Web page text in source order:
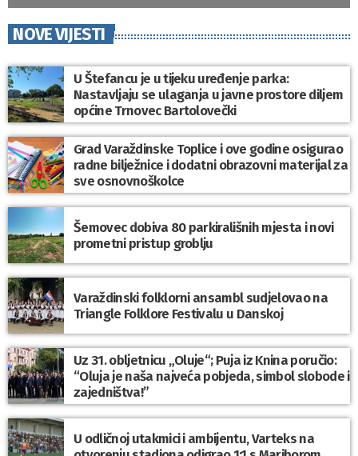
NOVE VIJESTI
U Štefancu je u tijeku uređenje parka:
Nastavljaju se ulaganja u javne prostore diljem
općine Trnovec Bartolovečki
Grad Varaždinske Toplice i ove godine osigurao
radne bilježnice i dodatni obrazovni materijal za
sve osnovnoškolce
Šemovec dobiva 80 parkirališnih mjesta i novi
prometni pristup groblju
Varaždinski folklorni ansambl sudjelovao na
Triangle Folklore Festivalu u Danskoj
Uz 31. obljetnicu „Oluje“; Puja iz Knina poručio:
“Oluja je naša najveća pobjeda, simbol slobode i
zajedništva!”
U odličnoj utakmici i ambijentu, Varteks na